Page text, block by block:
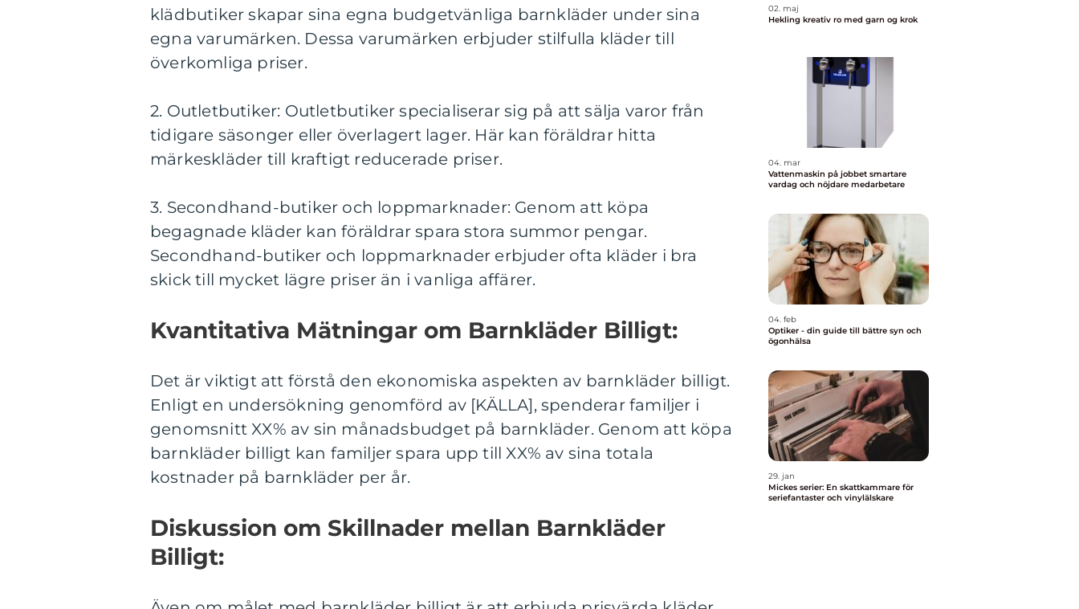
klädbutiker skapar sina egna budgetvänliga barnkläder under sina
egna varumärken. Dessa varumärken erbjuder stilfulla kläder till
överkomliga priser.
2. Outletbutiker: Outletbutiker specialiserar sig på att sälja varor från
tidigare säsonger eller överlagert lager. Här kan föräldrar hitta
märkeskläder till kraftigt reducerade priser.
3. Secondhand-butiker och loppmarknader: Genom att köpa
begagnade kläder kan föräldrar spara stora summor pengar.
Secondhand-butiker och loppmarknader erbjuder ofta kläder i bra
skick till mycket lägre priser än i vanliga affärer.
Kvantitativa Mätningar om Barnkläder Billigt:
Det är viktigt att förstå den ekonomiska aspekten av barnkläder billigt.
Enligt en undersökning genomförd av [KÄLLA], spenderar familjer i
genomsnitt XX% av sin månadsbudget på barnkläder. Genom att köpa
barnkläder billigt kan familjer spara upp till XX% av sina totala
kostnader på barnkläder per år.
Diskussion om Skillnader mellan Barnkläder
Billigt:
02. maj
Hekling kreativ ro med garn og krok
04. mar
Vattenmaskin på jobbet smartare
vardag och nöjdare medarbetare
04. feb
Optiker - din guide till bättre syn och
ögonhälsa
29. jan
Mickes serier: En skattkammare för
seriefantaster och vinylälskare